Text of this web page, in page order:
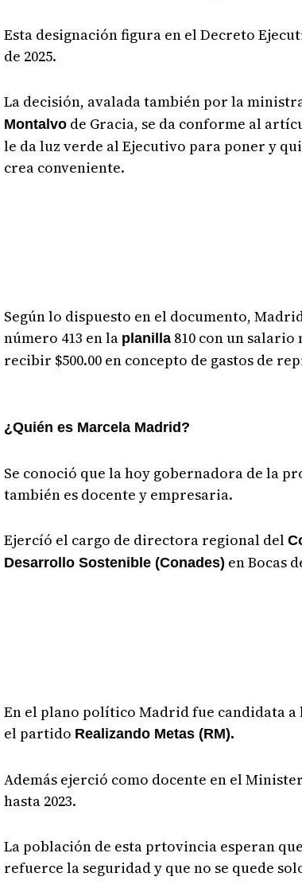
Esta designación figura en el Decreto
de 2025.
La decisión, avalada también por la
Montalvode Gracia, se da conforme al
le da luz verde al Ejecutivo para poner y
crea conveniente.
Según lo dispuesto en el documento,
número 413 en la planilla810 con un salario
recibir $500.00 en concepto de gastos de
¿Quién es Marcela Madrid?
Se conoció que la hoy gobernadora de la
también es docente y empresaria.
Ejercíó el cargo de directora regional del
Desarrollo Sostenible (Conades) en Bocas
En el plano político Madrid fue candidata
el partido Realizando Metas (RM).
Además ejerció como docente en el
hasta 2023.
La población de esta prtovincia esperan
refuerce la seguridad y que no se quede